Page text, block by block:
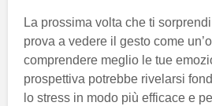
La prossima volta che ti
prova a vedere il gesto come
comprendere meglio le tue
prospettiva potrebbe rivelarsi
lo stress in modo più efficace e